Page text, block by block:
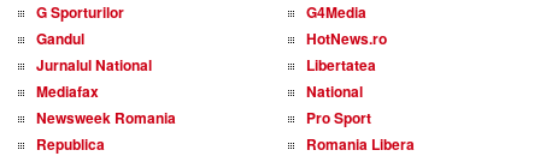
G Sporturilor
G4Media
Gandul
HotNews.ro
Jurnalul National
Libertatea
Mediafax
National
Newsweek Romania
Pro Sport
Republica
Romania Libera